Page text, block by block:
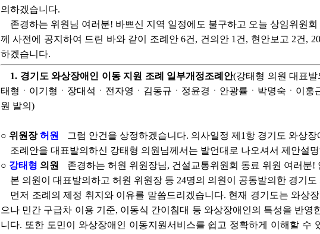
의하겠습니다.
존경하는 위원님 여러분! 바쁘신 지역 일정에도 불구하고 오늘 상임위원
께 사전에 공지하여 드린 바와 같이 조례안 6건, 건의안 1건, 현안보고 2건,
하겠습니다.
1. 경기도 와상장애인 이동 지원 조례 일부개정조례안(강태형 의원 대표
태형ㆍ이기형ㆍ장대석ㆍ전자영ㆍ김동규ㆍ정윤경ㆍ안광률ㆍ박명숙ㆍ이
원 발의)
○ 위원장허원
그럼 안건을 상정하겠습니다. 의사일정 제1항 경기도 와상
조례안을 대표발의하신 강태형 의원님께서는 발언대로 나오셔서 제안설
○ 강태형 의원
존경하는 허원 위원장님, 건설교통위원회 동료 위원 여러분
본 의원이 대표발의하고 허원 위원장 등 24명의 의원이 공동발의한 경기
먼저 조례의 제정 취지와 이유를 말씀드리겠습니다. 현재 경기도는 와상
으나 민간 구급차 이용 기준, 이동식 간이침대 등 와상장애인의 특성을 반
니다. 또한 도민이 와상장애인 이동지원서비스를 쉽고 정확하게 이해할